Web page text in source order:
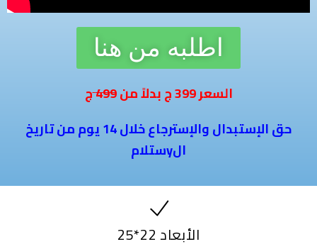
اطلبه من هنا
السعر399ج بدلاً من499
حق الإستبدال والإسترجاع خلال 14 يوم من تاريخ
الyستلام
25*22 الأبعاد